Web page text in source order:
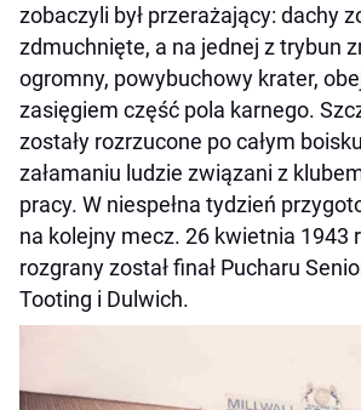
zobaczyli był przerażający: dachy
zdmuchnięte, a na jednej z trybun
ogromny, powybuchowy krater,
zasięgiem część pola karnego.
zostały rozrzucone po całym
załamaniu ludzie związani z
pracy. W niespełna tydzień
na kolejny mecz. 26 kwietnia 1943
rozgrany został finał Pucharu
Tooting i Dulwich.